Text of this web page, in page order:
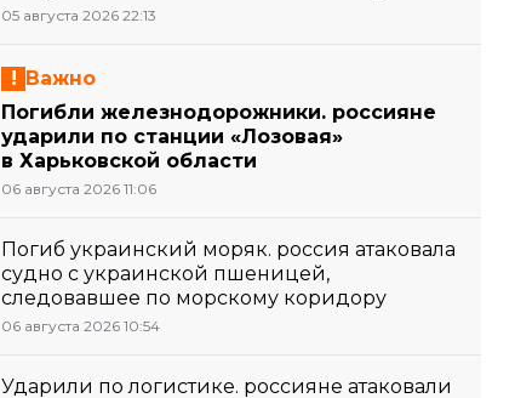
05 августа 2026 22:13
Важно
Погибли железнодорожники. россияне
ударили по станции «Лозовая»
в Харьковской области
06 августа 2026 11:06
Погиб украинский моряк. россия атаковала
судно с украинской пшеницей,
следовавшее по морскому коридору
06 августа 2026 10:54
Ударили по логистике. россияне атаковали